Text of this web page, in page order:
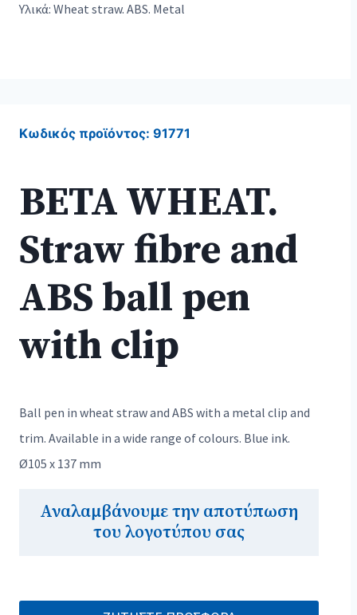
Υλικά: Wheat straw. ABS. Metal
Κωδικός προϊόντος: 91771
BETA WHEAT.
Straw fibre and
ABS ball pen
with clip
Ball pen in wheat straw and ABS with a metal clip and
trim. Available in a wide range of colours. Blue ink.
Ø105 x 137 mm
Αναλαμβάνουμε την αποτύπωση
του λογοτύπου σας